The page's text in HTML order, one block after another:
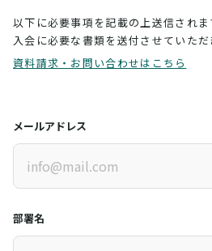
以下に必要事項を記載の上送信されま
入会に必要な書類を送付させていただ
資料請求・お問い合わせはこちら
メールアドレス
部署名